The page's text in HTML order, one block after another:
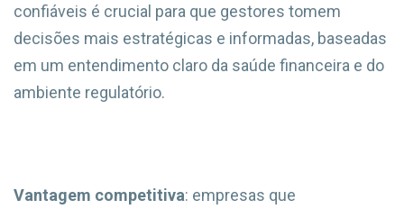
confiáveis é crucial para que gestores tomem
decisões mais estratégicas e informadas, baseadas
em um entendimento claro da saúde financeira e do
ambiente regulatório.
Vantagem competitiva: empresas que